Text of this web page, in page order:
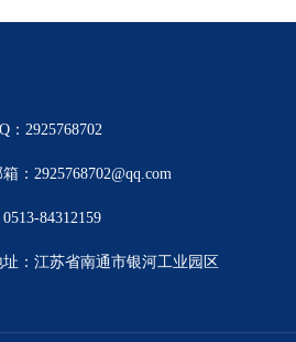
：2925768702
：2925768702@qq.com
84312159
：江苏省南通市银河工业园区